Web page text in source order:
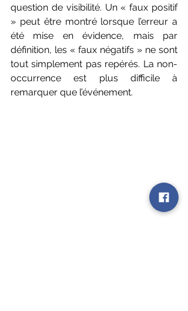
question de visibilité. Un « faux positif
» peut être montré lorsque l’erreur a
été mise en évidence, mais par
définition, les « faux négatifs » ne sont
tout simplement pas repérés. La non-
occurrence est plus difficile à
remarquer que l’événement.